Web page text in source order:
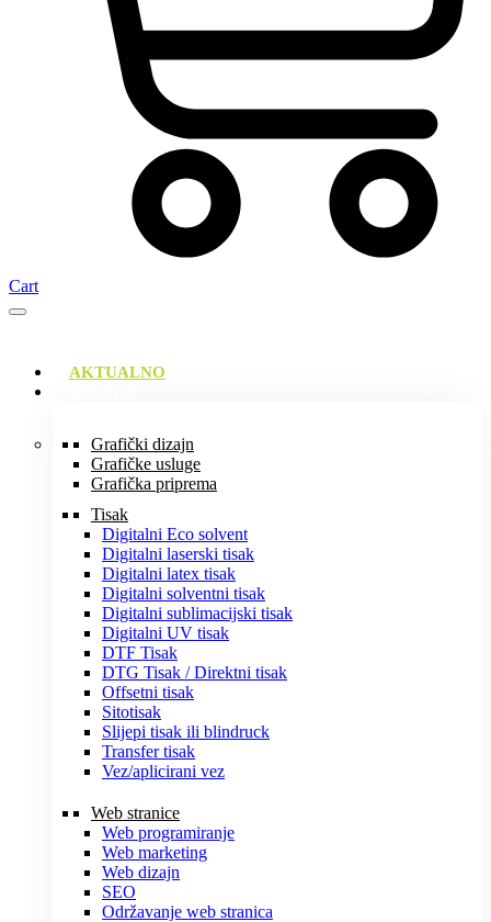
Cart
AKTUALNO
Grafički dizajn
Grafičke usluge
Grafička priprema
Tisak
Digitalni Eco solvent
Digitalni laserski tisak
Digitalni latex tisak
Digitalni solventni tisak
Digitalni sublimacijski tisak
Digitalni UV tisak
DTF Tisak
DTG Tisak / Direktni tisak
Offsetni tisak
Sitotisak
Slijepi tisak ili blindruck
Transfer tisak
Vez/aplicirani vez
Web stranice
Web programiranje
Web marketing
Web dizajn
SEO
Održavanje web stranica